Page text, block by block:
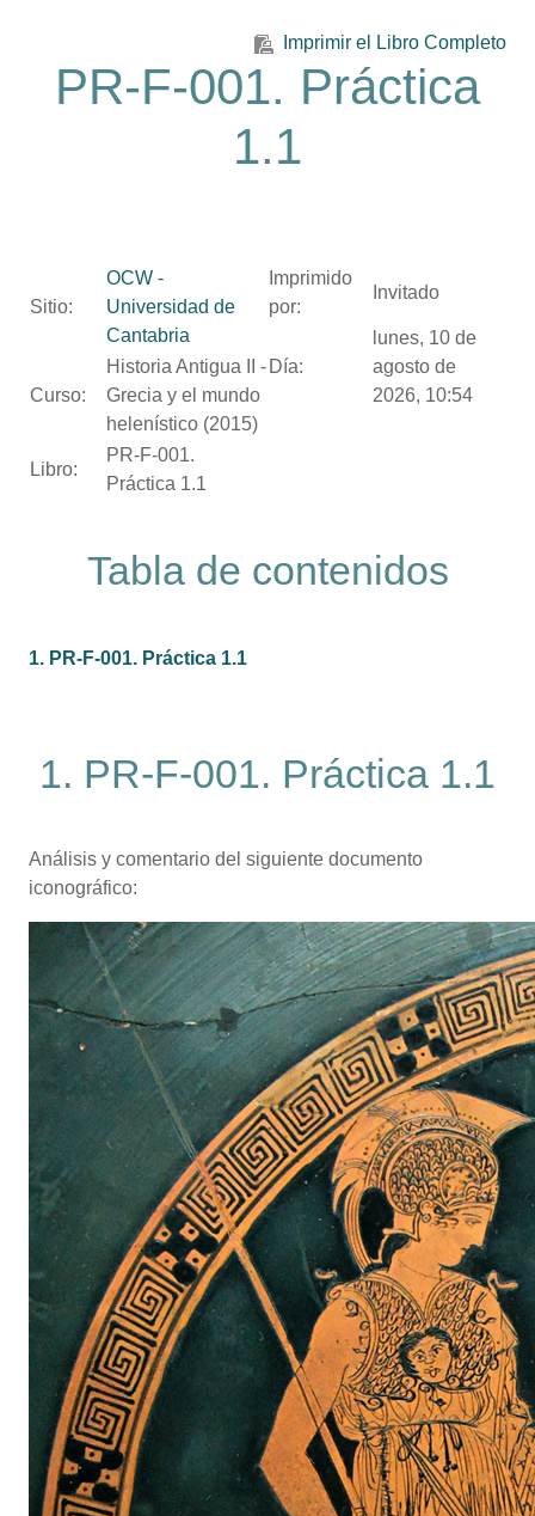
Imprimir el Libro Completo
PR-F-001. Práctica
1.1
Sitio:
OCW -
Universidad de
Cantabria
Curso:
Historia Antigua II -
Grecia y el mundo
helenístico (2015)
Libro:
PR-F-001.
Práctica 1.1
Imprimido
por:
Invitado
Día:
lunes, 10 de
agosto de
2026, 10:54
Tabla de contenidos
1. PR-F-001. Práctica 1.1
1. PR-F-001. Práctica 1.1
Análisis y comentario del siguiente documento
iconográfico: